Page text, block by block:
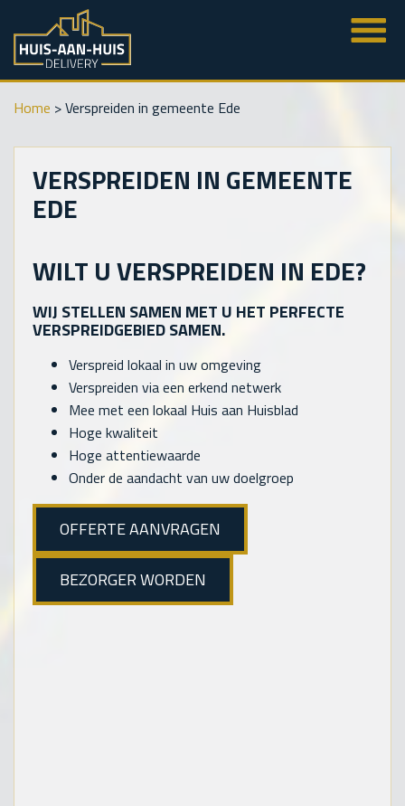
Home >Verspreiden in gemeente Ede
VERSPREIDEN IN GEMEENTE
EDE
WILT U VERSPREIDEN IN EDE?
WIJ STELLEN SAMEN MET U HET PERFECTE
VERSPREIDGEBIED SAMEN.
Verspreid lokaal in uw omgeving
Verspreiden via een erkend netwerk
Mee met een lokaal Huis aan Huisblad
Hoge kwaliteit
Hoge attentiewaarde
Onder de aandacht van uw doelgroep
OFFERTE AANVRAGEN
BEZORGER WORDEN